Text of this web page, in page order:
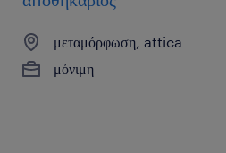
μεταμόρφωση, attica
μόνιμη